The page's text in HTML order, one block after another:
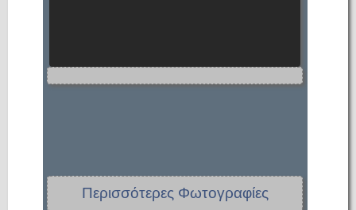
Περισσότερες Φωτογραφίες